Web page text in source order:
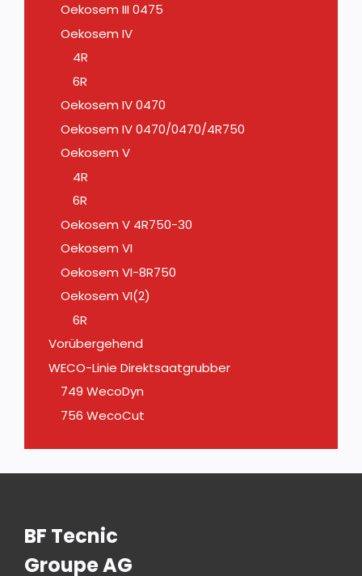
Oekosem III 0475
Oekosem IV
4R
6R
Oekosem IV 0470
Oekosem IV 0470/0470/4R750
Oekosem V
4R
6R
Oekosem V 4R750-30
Oekosem VI
Oekosem VI-8R750
Oekosem VI(2)
6R
Vorübergehend
WECO-Linie Direktsaatgrubber
749 WecoDyn
756 WecoCut
BF Tecnic
Groupe AG